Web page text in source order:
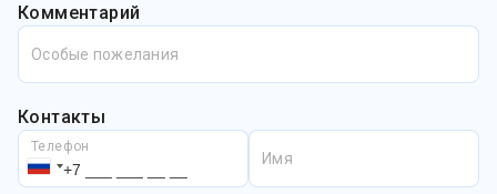
Комментарий
Особые пожелания
Контакты
Телефон
Имя